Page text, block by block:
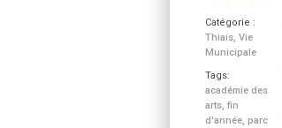
Catégorie :
Thiais, Vie
Municipale
Tags:
académie des
arts, fin
d'année, parc